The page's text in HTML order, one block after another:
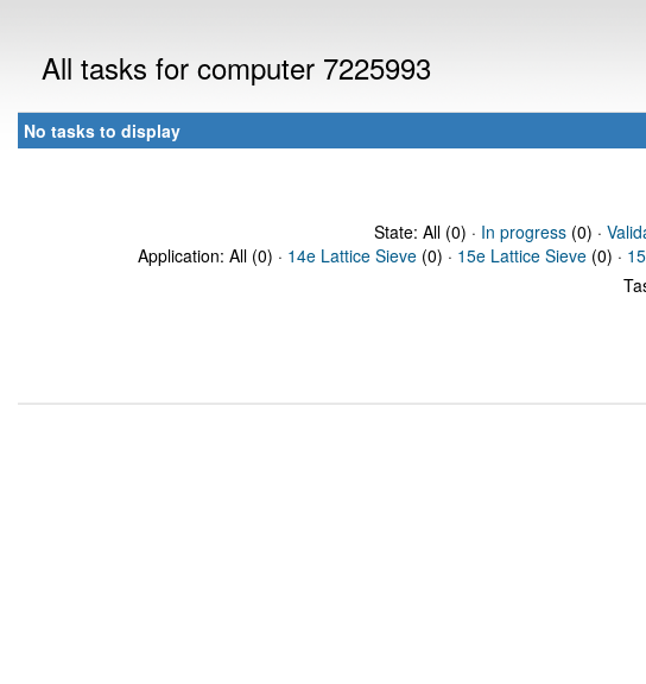
All tasks for computer 7225993
No tasks to display
State: All (0) · In progress(0) ·
Application: All (0) · 14e Lattice Sieve (0) · 15e Lattice Sieve (0) ·